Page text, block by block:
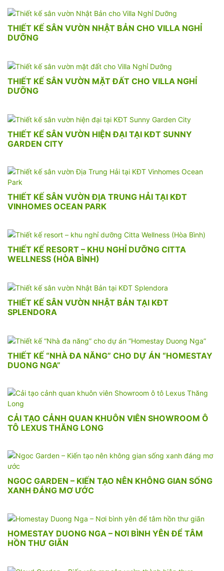
THIẾT KẾ SÂN VƯỜN NHẬT BẢN CHO VILLA NGHỈ
DƯỠNG
THIẾT KẾ SÂN VƯỜN MẶT ĐẤT CHO VILLA NGHỈ
DƯỠNG
THIẾT KẾ SÂN VƯỜN HIỆN ĐẠI TẠI KĐT SUNNY
GARDEN CITY
THIẾT KẾ SÂN VƯỜN ĐỊA TRUNG HẢI TẠI KĐT
VINHOMES OCEAN PARK
THIẾT KẾ RESORT – KHU NGHỈ DƯỠNG CITTA
WELLNESS (HÒA BÌNH)
THIẾT KẾ SÂN VƯỜN NHẬT BẢN TẠI KĐT
SPLENDORA
THIẾT KẾ “NHÀ ĐA NĂNG” CHO DỰ ÁN “HOMESTAY
DUONG NGA”
CẢI TẠO CẢNH QUAN KHUÔN VIÊN SHOWROOM Ô
TÔ LEXUS THĂNG LONG
NGOC GARDEN – KIẾN TẠO NÊN KHÔNG GIAN SỐNG
XANH ĐÁNG MƠ ƯỚC
HOMESTAY DUONG NGA – NƠI BÌNH YÊN ĐỂ TÂM
HỒN THƯ GIÃN